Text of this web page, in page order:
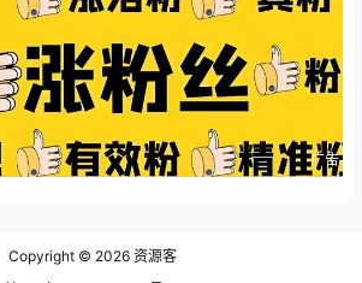
广告
Copyright © 2026 资源客